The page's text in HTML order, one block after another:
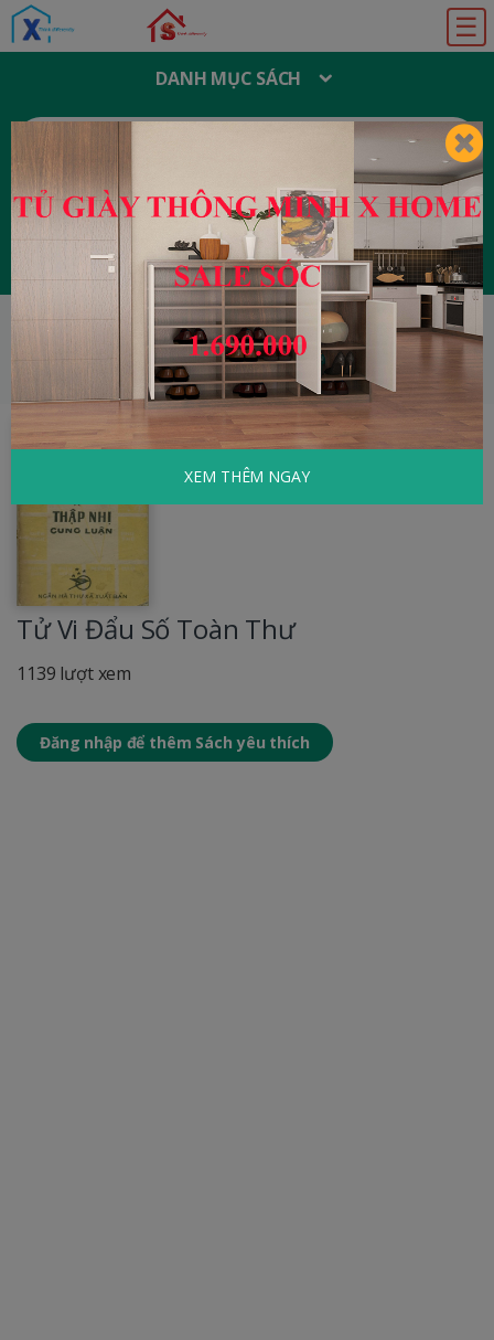
☰
DANH MỤC SÁCH
T
M
I
M
Đăng ký Đăng nhập
HOME Tử Vi - Phong Thủy
Tử Vi Đẩu Số
Toàn Thư
Tử Vi Đẩu Số Toàn Thư
1139 lượt xem
Đăng nhập để thêm Sách yêu thích
XEM THÊM NGAY